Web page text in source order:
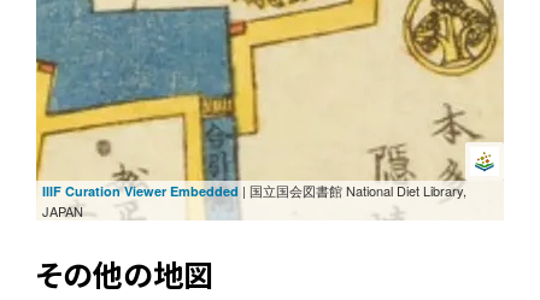
IIIF Curation Viewer Embedded | 国立国会図書館 National Diet Library,
JAPAN
その他の地図